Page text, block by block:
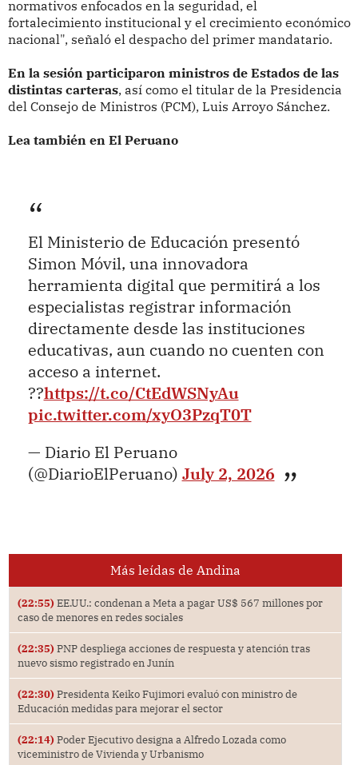
normativos enfocados en la seguridad, el
fortalecimiento institucional y el crecimiento económico
nacional", señaló el despacho del primer mandatario.
En la sesión participaron ministros de Estados de las
distintas carteras, así como el titular de la Presidencia
del Consejo de Ministros (PCM), Luis Arroyo Sánchez.
Lea también en El Peruano
El Ministerio de Educación presentó
Simon Móvil, una innovadora
herramienta digital que permitirá a los
especialistas registrar información
directamente desde las instituciones
educativas, aun cuando no cuenten con
acceso a internet.
??https://t.co/CtEdWSNyAu
pic.twitter.com/xyO3PzqT0T
— Diario El Peruano
(@DiarioElPeruano) July 2, 2026
Más leídas de Andina
(22:55) EE.UU.: condenan a Meta a pagar US$ 567 millones por
caso de menores en redes sociales
(22:35) PNP despliega acciones de respuesta y atención tras
nuevo sismo registrado en Junín
(22:30) Presidenta Keiko Fujimori evaluó con ministro de
Educación medidas para mejorar el sector
(22:14) Poder Ejecutivo designa a Alfredo Lozada como
viceministro de Vivienda y Urbanismo